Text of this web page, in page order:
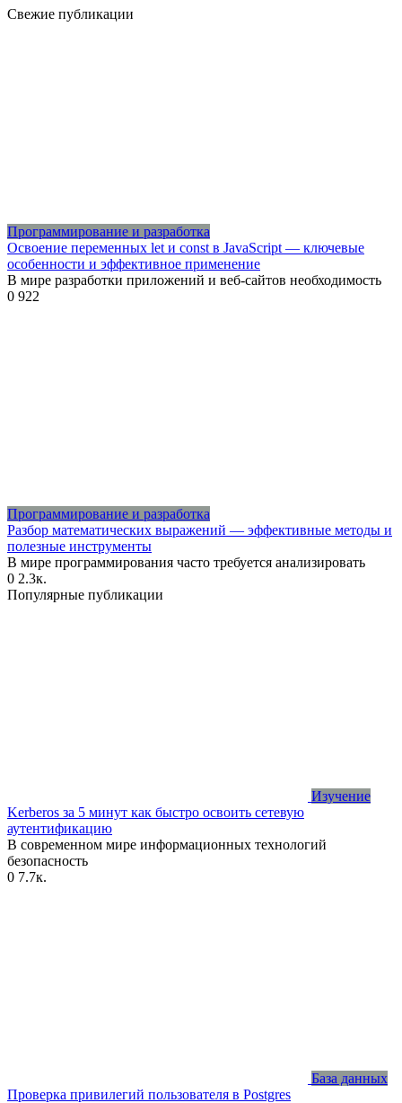
Свежие публикации
Программирование и разработка
Освоение переменных let и const в JavaScript — ключевые
особенности и эффективное применение
В мире разработки приложений и веб-сайтов необходимость
0 922
Программирование и разработка
Разбор математических выражений — эффективные методы и
полезные инструменты
В мире программирования часто требуется анализировать
0 2.3к.
Популярные публикации
Изучение
Kerberos за 5 минут как быстро освоить сетевую
аутентификацию
В современном мире информационных технологий
безопасность
0 7.7к.
База данных
Проверка привилегий пользователя в Postgres